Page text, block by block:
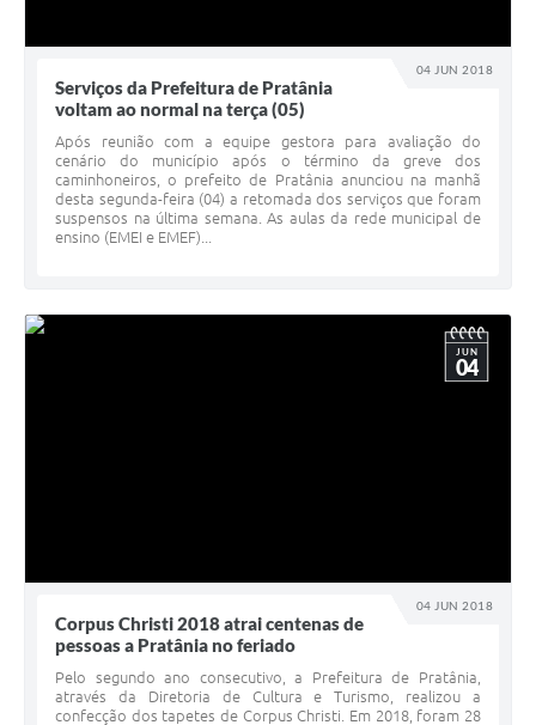
04 JUN 2018
Serviços da Prefeitura de Pratânia
voltam ao normal na terça (05)
Após reunião com a equipe gestora para avaliação do
cenário do município após o término da greve dos
caminhoneiros, o prefeito de Pratânia anunciou na manhã
desta segunda-feira (04) a retomada dos serviços que foram
suspensos na última semana. As aulas da rede municipal de
ensino (EMEI e EMEF)...
04 JUN 2018
JUN
04
Corpus Christi 2018 atrai centenas de
pessoas a Pratânia no feriado
Pelo segundo ano consecutivo, a Prefeitura de Pratânia,
através da Diretoria de Cultura e Turismo, realizou a
confecção dos tapetes de Corpus Christi. Em 2018, foram 28